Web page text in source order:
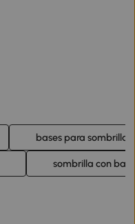
bases para sombrillas
sombrilla con